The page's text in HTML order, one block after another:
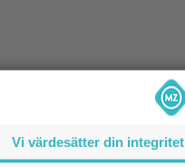
Vi värdesätter din integritet